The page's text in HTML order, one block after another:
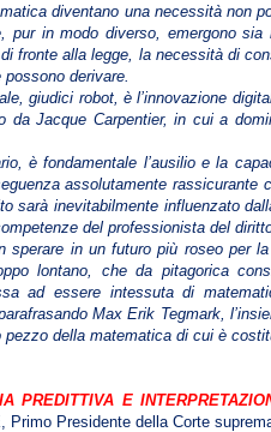
diventano una necessità non
pur in modo diverso, emergono
fronte alla legge, la necessità di
derivare.
giudici robot, è l’innovazione
da Jacque Carpentier, in cui a
è fondamentale l’ausilio e la
assolutamente
sarà inevitabilmente influenzato
del professionista del
in un futuro più roseo per
lontano, che da pitagorica
ad essere intessuta di
Max Erik Tegmark,
della matematica di cui è
PREDITTIVA E
Primo Presidente della Corte